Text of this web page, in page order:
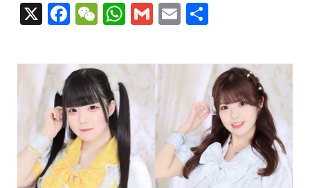
X Facebook
WeChat
WhatsApp
GmailEmail